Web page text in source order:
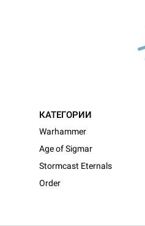
КАТЕГОРИИ
Warhammer
Age of Sigmar
Stormcast Eternals
Order
World Монстры